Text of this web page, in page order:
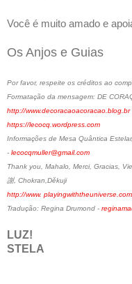
Você é muito amado e
Os Anjos e Guias
Por favor, respeite os créditos ao
Formatação da mensagem: DE
http://www.decoracaoacoracao.blog.br
https://lecocq.wordpress.com
Informações de Mesa Quântica
- lecocqmuller@gmail.com
Thank you, Mahalo, Merci, Gracias,
謝, Chokran,Děkuji
http://www.
Tradução: Regina Drumond -
LUZ!
STELA